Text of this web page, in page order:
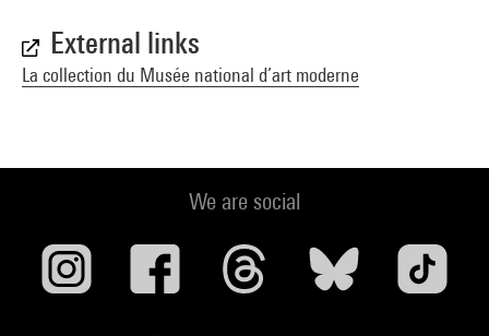
External links
La collection du Musée national d’art moderne
We are social